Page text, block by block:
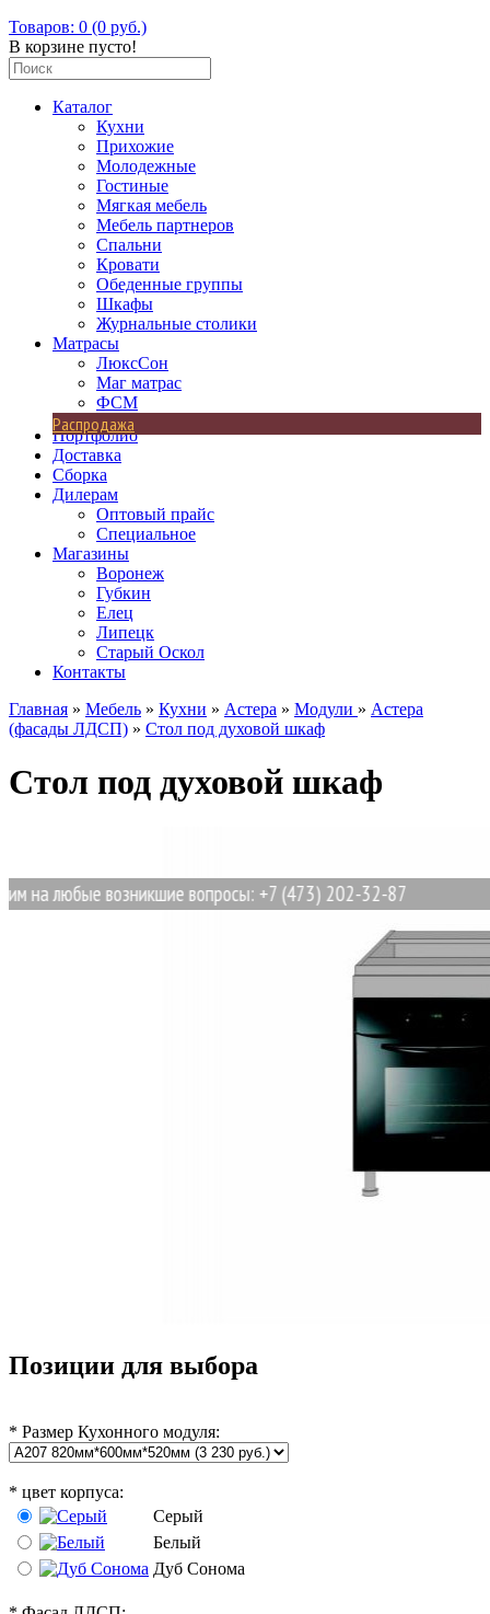
Товаров: 0 (0 руб.)
В корзине пусто!
Каталог
Кухни
Прихожие
Молодежные
Гостиные
Мягкая мебель
Мебель партнеров
Спальни
Кровати
Обеденные группы
Шкафы
Журнальные столики
Матрасы
ЛюксСон
Маг матрас
ФСМ
Распродажа
Портфолио
Доставка
Сборка
Дилерам
Оптовый прайс
Специальное
Магазины
Воронеж
Губкин
Елец
Липецк
Старый Оскол
Контакты
любые возникшие вопросы: +7 (473) 202-32-87
Главная » Мебель » Кухни » Астера » Модули » Астера
(фасады ЛДСП) » Стол под духовой шкаф
Стол под духовой шкаф
Позиции для выбора
* Размер Кухонного модуля:
* цвет корпуса:
Серый
Белый
Дуб Сонома